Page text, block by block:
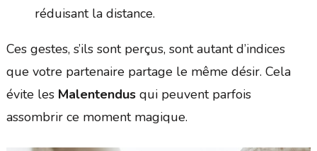
réduisant la distance.
Ces gestes, s’ils sont perçus, sont autant d’indices
que votre partenaire partage le même désir. Cela
évite les Malentendusqui peuvent parfois
assombrir ce moment magique.